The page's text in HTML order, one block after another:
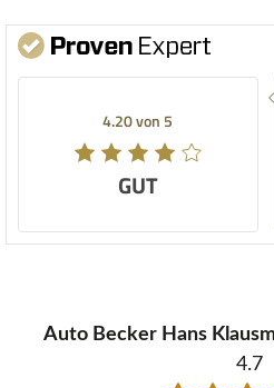
4.20 von 5
GUT
Auto Becker Hans
4.7